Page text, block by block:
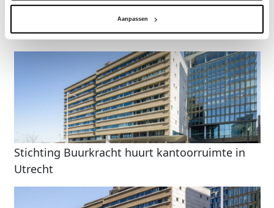
Aanpassen
Gerelateerde nieuwsberichten
Stichting Buurkracht huurt kantoorruimte in
Utrecht